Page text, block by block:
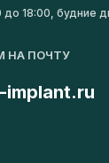
18:00, будние
НА ПОЧТУ
implant.ru